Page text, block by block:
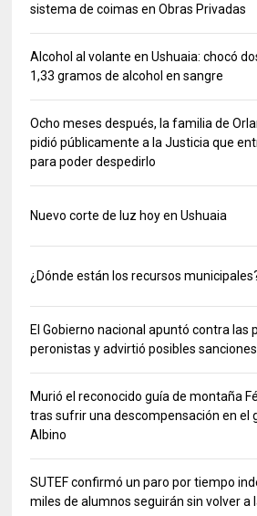
sistema de coimas en Obras Privadas
Alcohol al volante en Ushuaia: chocó
1,33 gramos de alcohol en sangre
Ocho meses después, la familia de
pidió públicamente a la Justicia que
para poder despedirlo
Nuevo corte de luz hoy en Ushuaia
¿Dónde están los recursos
El Gobierno nacional apuntó contra las
peronistas y advirtió posibles
Murió el reconocido guía de montaña
tras sufrir una descompensación en el
Albino
SUTEF confirmó un paro por tiempo
miles de alumnos seguirán sin volver a